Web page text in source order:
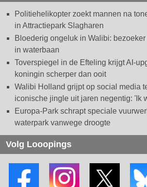
Politiehelikopter zoekt mannen na
in Attractiepark Slagharen
Bloederig ongeluk in Walibi:
in waterbaan
Toverspiegel in de Efteling krijgt AI-
koningin scherper dan ooit
Walibi Holland grijpt op social media
iconische jingle uit jaren negentig: 'Ik
Europa-Park schrapt speciale
waterpark vanwege droogte
Volg Looopings